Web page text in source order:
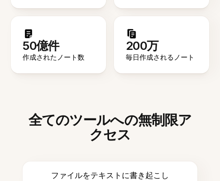
50億件
作成されたノート数
200万
毎日作成されるノート
全てのツールへの無制限ア
クセス
ファイルをテキストに書き起こし